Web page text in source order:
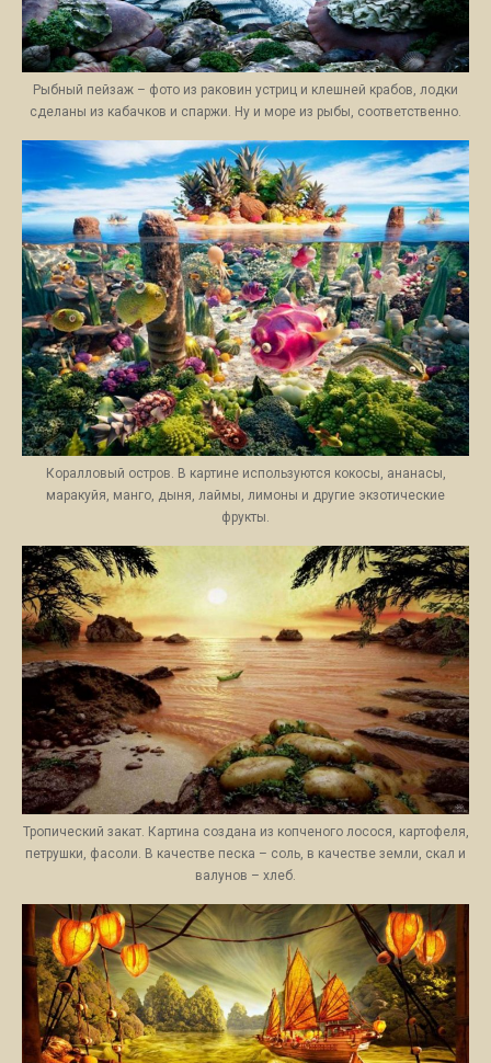
Рыбный пейзаж – фото из раковин устриц и клешней крабов, лодки
сделаны из кабачков и спаржи. Ну и море из рыбы, соответственно.
Коралловый остров. В картине используются кокосы, ананасы,
маракуйя, манго, дыня, лаймы, лимоны и другие экзотические
фрукты.
Тропический закат. Картина создана из копченого лосося, картофеля,
петрушки, фасоли. В качестве песка – соль, в качестве земли, скал и
валунов – хлеб.